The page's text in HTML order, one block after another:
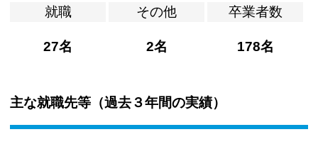
就職
27名
その他
2名
卒業者数
178名
主な就職先等（過去３年間の実績）